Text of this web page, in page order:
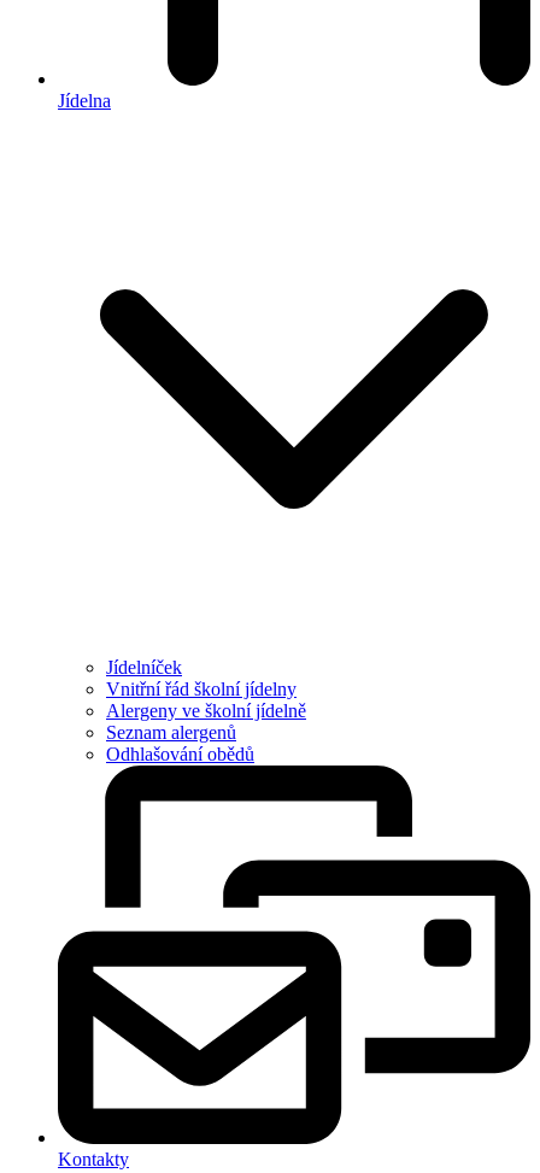
Jídelna
Jídelníček
Vnitřní řád školní jídelny
Alergeny ve školní jídelně
Seznam alergenů
Odhlašování obědů
Kontakty